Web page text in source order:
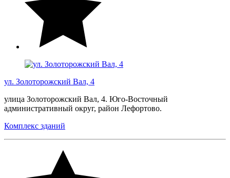
ул. Золоторожский Вал, 4
улица Золоторожский Вал, 4. Юго-Восточный
административный округ, район Лефортово.
Комплекс зданий